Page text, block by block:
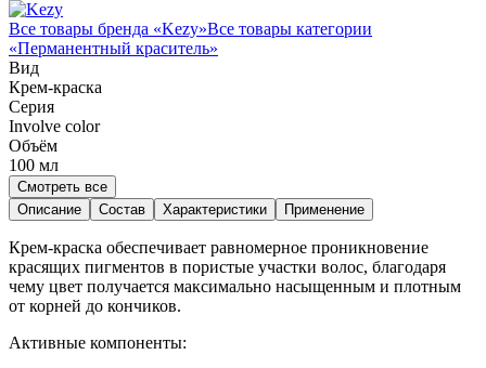
Все товары бренда «Kezy»Все товары категории
«Перманентный краситель»
Вид
Крем-краска
Серия
Involve color
Объём
100 мл
Смотреть все
Описание
Состав Характеристики Применение
Крем-краска обеспечивает равномерное проникновение
красящих пигментов в пористые участки волос, благодаря
чему цвет получается максимально насыщенным и плотным
от корней до кончиков.
Активные компоненты: